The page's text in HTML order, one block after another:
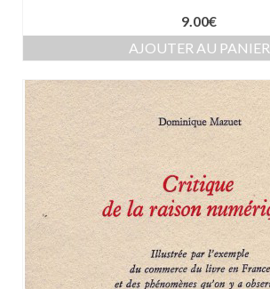
9.00€
AJOUTER AU PANIER